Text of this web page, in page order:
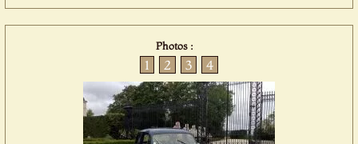
Photos :
1 2 3 4